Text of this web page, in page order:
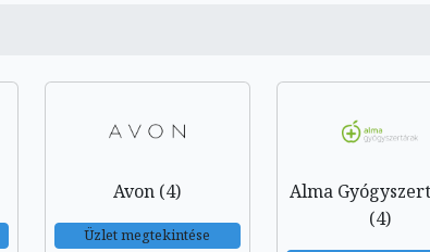
Avon (4)
Üzlet megtekintése
Alma
(4)